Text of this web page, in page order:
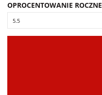
OPROCENTOWANIE ROCZNE